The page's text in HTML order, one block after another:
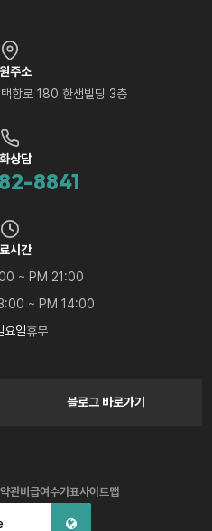
주소
항로 180 한샘빌딩 3층
상담
8841
시간
~ PM 21:00
~ PM 14:00
요일휴무
블로그 바로가기
관비급여수가표사이트맵